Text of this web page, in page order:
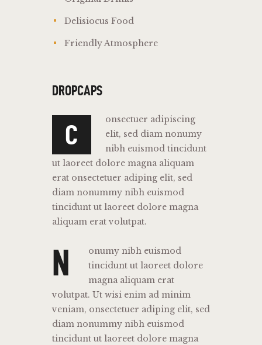
Delisiocus Food
Friendly Atmosphere
DROPCAPS
C
onsectuer adipiscing
elit, sed diam nonumy
nibh euismod tincidunt
ut laoreet dolore magna aliquam
erat onsectetuer adiping elit, sed
diam nonummy nibh euismod
tincidunt ut laoreet dolore magna
aliquam erat volutpat.
N
onumy nibh euismod
tincidunt ut laoreet dolore
magna aliquam erat
volutpat. Ut wisi enim ad minim
veniam, onsectetuer adiping elit, sed
diam nonummy nibh euismod
tincidunt ut laoreet dolore magna